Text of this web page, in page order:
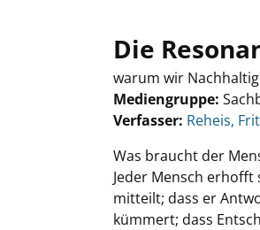
Die
warum wir
Mediengruppe:
Verfasser: Suche
Reheis,
Was braucht der
Jeder Mensch
mitteilt; dass er
kümmert; dass